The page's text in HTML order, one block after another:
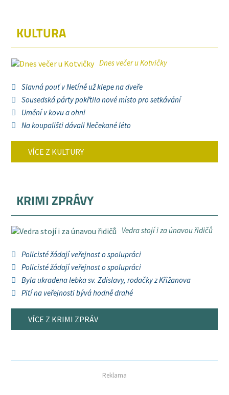
KULTURA
Dnes večer u Kotvičky
Slavná pouť v Netíně už klepe na dveře
Sousedská párty pokřtila nové místo pro setkávání
Umění v kovu a ohni
Na koupališti dávali Nečekané léto
VÍCE Z KULTURY
KRIMI ZPRÁVY
Vedra stojí i za únavou řidičů
Policisté žádají veřejnost o spolupráci
Policisté žádají veřejnost o spolupráci
Byla ukradena lebka sv. Zdislavy, rodačky z Křižanova
Pití na veřejnosti bývá hodně drahé
VÍCE Z KRIMI ZPRÁV
Reklama